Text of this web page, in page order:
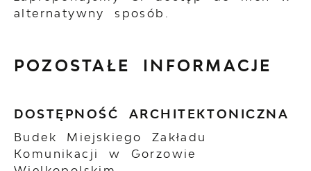
alternatywny sposób.
POZOSTAŁE INFORMACJE
DOSTĘPNOŚĆ ARCHITEKTONICZNA
Budek Miejskiego Zakładu
Komunikacji w Gorzowie